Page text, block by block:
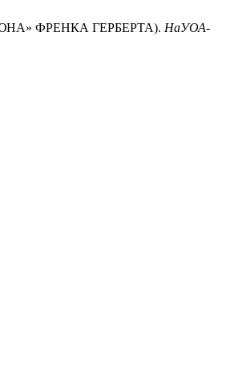
ФРЕНКА ГЕРБЕРТА). НаУОА-